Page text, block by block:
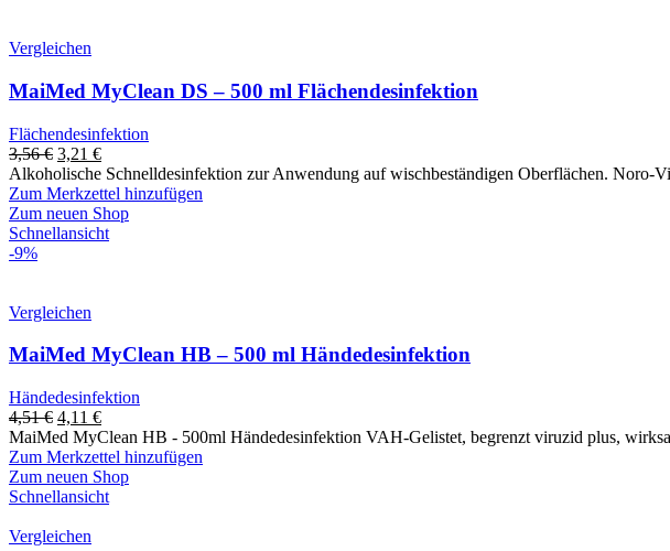
Vergleichen
MaiMed MyClean DS – 500 ml Flächendesinfektion
Flächendesinfektion
3,56€ 3,21 €
Alkoholische Schnelldesinfektion zur Anwendung auf wischbeständigen Oberflächen.
Zum Merkzettel hinzufügen
Zum neuen Shop
Schnellansicht
-9%
Vergleichen
MaiMed MyClean HB – 500 ml Händedesinfektion
Händedesinfektion
4,51€ 4,11 €
MaiMed MyClean HB - 500ml Händedesinfektion VAH-Gelistet, begrenzt viruzid plus,
Zum Merkzettel hinzufügen
Zum neuen Shop
Schnellansicht
Vergleichen